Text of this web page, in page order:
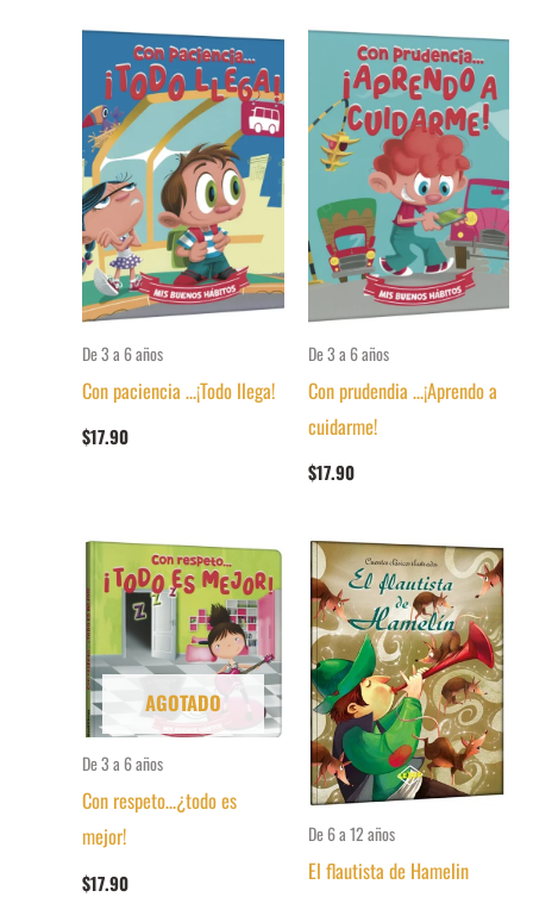
De 3 a 6 años
Con paciencia …¡Todo llega!
$17.90
De 3 a 6 años
Con prudendia …¡Aprendo a
cuidarme!
$17.90
AGOTADO
De 3 a 6 años
Con respeto…¿todo es
mejor!
$17.90
De 6 a 12 años
El flautista de Hamelin